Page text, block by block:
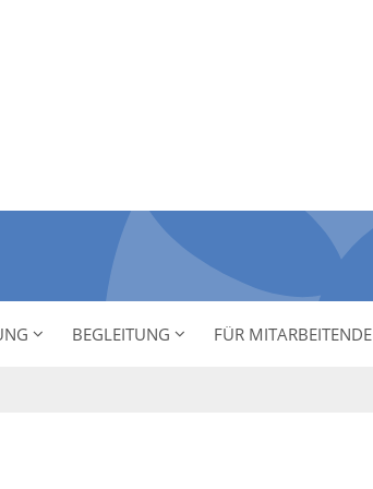
BEGLEITUNG FÜR MITARBEITENDE